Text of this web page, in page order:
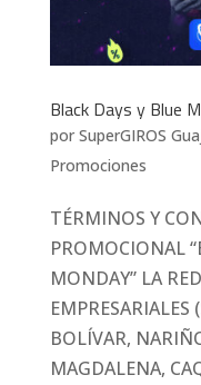
Black Days y Blue
por SuperGIROS
Promociones
TÉRMINOS Y
PROMOCIONAL
MONDAY” LA
BOLÍVAR,
MAGDALENA,